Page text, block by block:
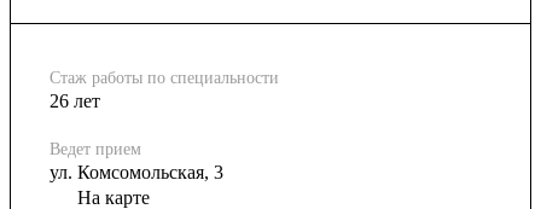
Стаж работы по специальности
26 лет
Ведет прием
ул. Комсомольская, 3
На карте